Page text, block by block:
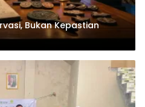
Bukan Kepastian